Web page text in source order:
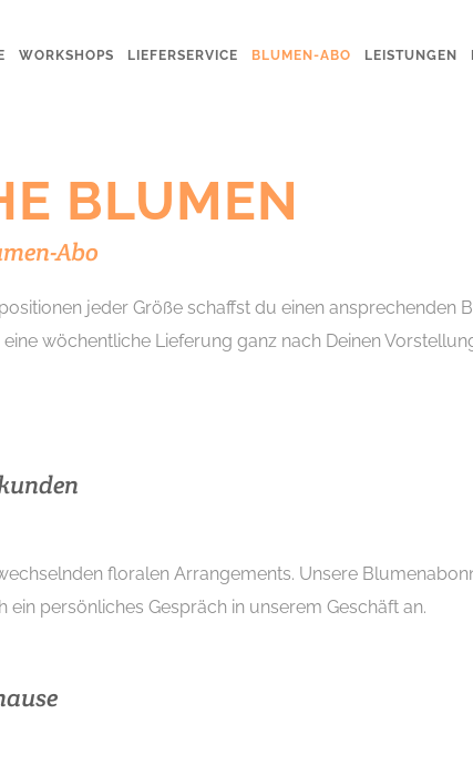
WORKSHOPS LIEFERSERVICE BLUMEN-ABO LEISTUNGEN
BLUMEN
Abo
jeder Größe schaffst du einen ansprechenden
wöchentliche Lieferung ganz nach Deinen
floralen Arrangements. Unsere
persönliches Gespräch in unserem Geschäft an.